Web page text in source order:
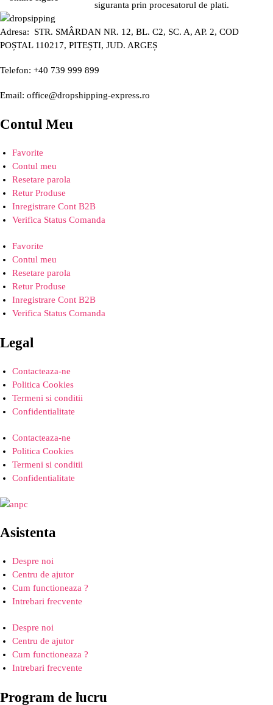
siguranta prin procesatorul de plati.
Adresa: STR. SMÂRDAN NR. 12, BL. C2, SC. A, AP. 2, COD
POȘTAL 110217, PITEȘTI, JUD. ARGEȘ
Telefon: +40 739 999 899
Email: office@dropshipping-express.ro
Contul Meu
Favorite
Contul meu
Resetare parola
Retur Produse
Inregistrare Cont B2B
Verifica Status Comanda
Favorite
Contul meu
Resetare parola
Retur Produse
Inregistrare Cont B2B
Verifica Status Comanda
Legal
Contacteaza-ne
Politica Cookies
Termeni si conditii
Confidentialitate
Contacteaza-ne
Politica Cookies
Termeni si conditii
Confidentialitate
Asistenta
Despre noi
Centru de ajutor
Cum functioneaza ?
Intrebari frecvente
Despre noi
Centru de ajutor
Cum functioneaza ?
Intrebari frecvente
Program de lucru